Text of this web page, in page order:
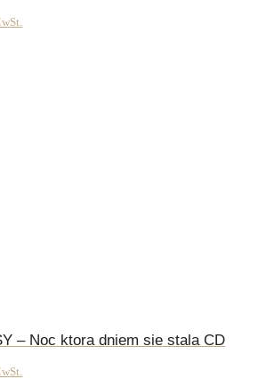
– Noc ktora dniem sie stala CD